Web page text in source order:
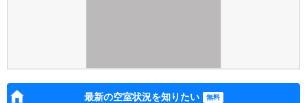
最新の空室状況を知りたい